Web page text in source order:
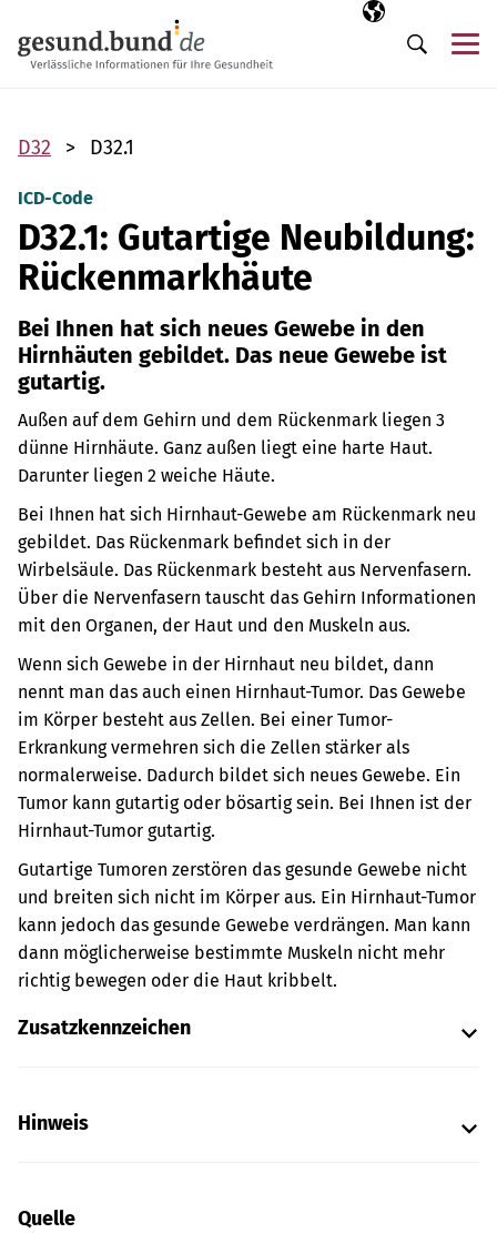
Ausgewählte
DE
Suche
D32 D32.1
ICD-Code
D32.1: Gutartige Neubildung:
Rückenmarkhäute
Bei Ihnen hat sich neues Gewebe in den
Hirnhäuten gebildet. Das neue Gewebe ist
gutartig.
Außen auf dem Gehirn und dem Rückenmark liegen 3
dünne Hirnhäute. Ganz außen liegt eine harte Haut.
Darunter liegen 2 weiche Häute.
Bei Ihnen hat sich Hirnhaut-Gewebe am Rückenmark neu
gebildet. Das Rückenmark befindet sich in der
Wirbelsäule. Das Rückenmark besteht aus Nervenfasern.
Über die Nervenfasern tauscht das Gehirn Informationen
mit den Organen, der Haut und den Muskeln aus.
Wenn sich Gewebe in der Hirnhaut neu bildet, dann
nennt man das auch einen Hirnhaut-Tumor. Das Gewebe
im Körper besteht aus Zellen. Bei einer Tumor-
Erkrankung vermehren sich die Zellen stärker als
normalerweise. Dadurch bildet sich neues Gewebe. Ein
Tumor kann gutartig oder bösartig sein. Bei Ihnen ist der
Hirnhaut-Tumor gutartig.
Gutartige Tumoren zerstören das gesunde Gewebe nicht
und breiten sich nicht im Körper aus. Ein Hirnhaut-Tumor
kann jedoch das gesunde Gewebe verdrängen. Man kann
dann möglicherweise bestimmte Muskeln nicht mehr
richtig bewegen oder die Haut kribbelt.
Zusatzkennzeichen
Hinweis
Quelle